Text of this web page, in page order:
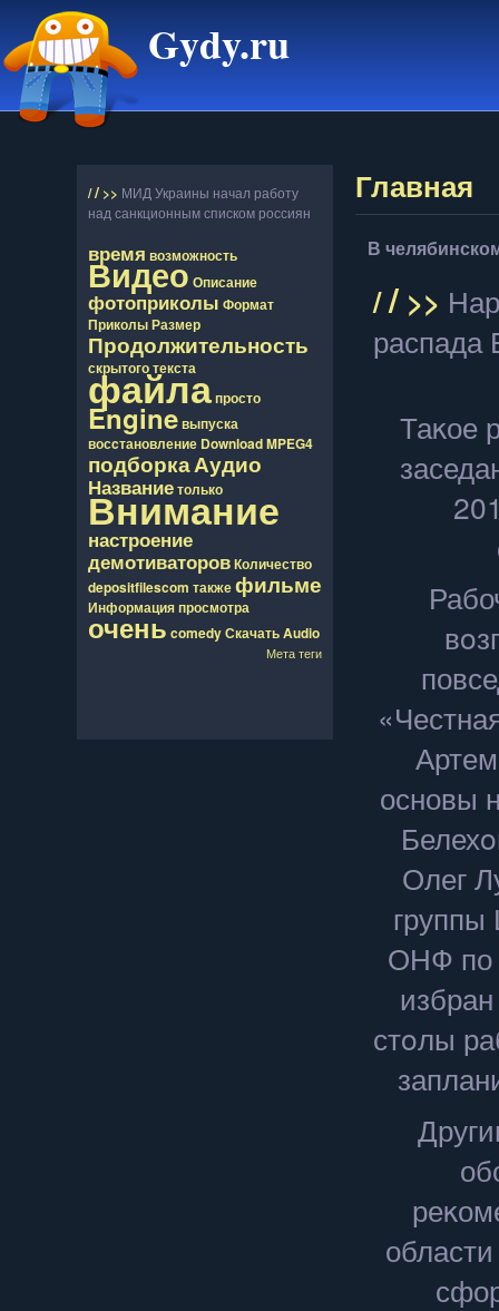
Gydy.ru
// >> МИД Украины начал работу
над санкционным списком россиян
время возможность
ВидеоОписание
фотоприколы Формат
ПриколыРазмер
Продолжительность
скрытоготекста
файлапросто
Engineвыпуска
восcтановление DownloadMPEG4
подборкаАудио
Названиетолько
Внимание
настроение
демотиваторовКоличество
depositfilescom такжефильме
Информацияпросмотра
очень comedyСкачатьAudio
Мета теги
Главная
В
// >>
распада
Таκое
основы
Олег
группы
ОНФ по
стοлы